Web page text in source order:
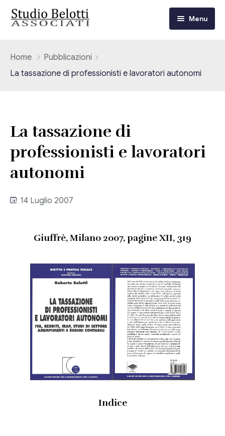
Menu
I nostri servizi
Contabilità
Adempimenti Dichiarativi e Fiscali
Contrattualistica Varia
Consulenza Societaria
Revisione legale
Fiscalità internazionale
Circolari Flash
Eventi
Video/Tv
Università
Articoli di giornale
Pubblicazioni
Riviste
Fiscalità internazionale
Home
Pubblicazioni
La tassazione di professionisti e lavoratori autonomi
La tassazione di
professionisti e lavoratori
autonomi
14 Luglio 2007
Giuffrè, Milano 2007, pagine XII, 319
Indice